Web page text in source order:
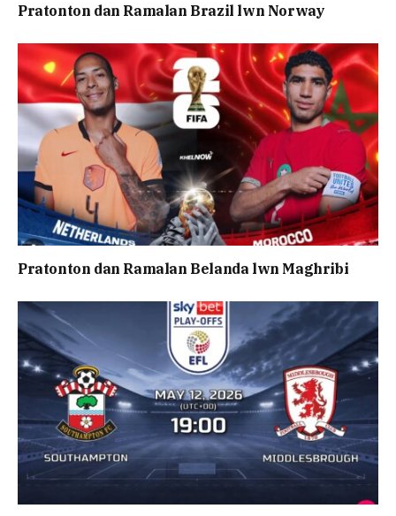
Pratonton dan Ramalan Brazil lwn Norway
Pratonton dan Ramalan Belanda lwn Maghribi